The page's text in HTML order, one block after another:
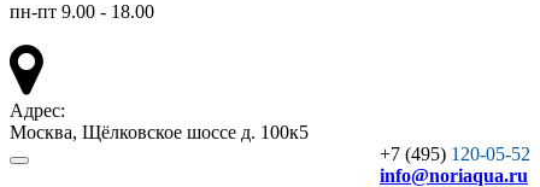
пн-пт 9.00 - 18.00
Адрес:
Москва, Щёлковское шоссе д. 100к5
+7 (495) 120-05-52
info@noriaqua.ru